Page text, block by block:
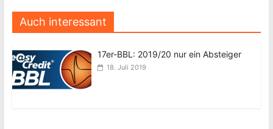
Auch interessant
17er-BBL: 2019/20 nur ein Absteiger
18. Juli 2019